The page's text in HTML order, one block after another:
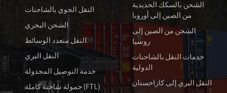
النقل الجوي بالشاحنات
الشحن البحري
النقل متعدد الوسائط
النقل البري
خدمة التوصيل المجدولة
حمولة شاحنة كاملة (FTL)
الشحن بالسكك الحديدية
من الصين إلى أوروبا
الشحن من الصين إلى
روسيا
خدمات النقل بالشاحنات
الدولية
النقل البري إلى كازاخستان